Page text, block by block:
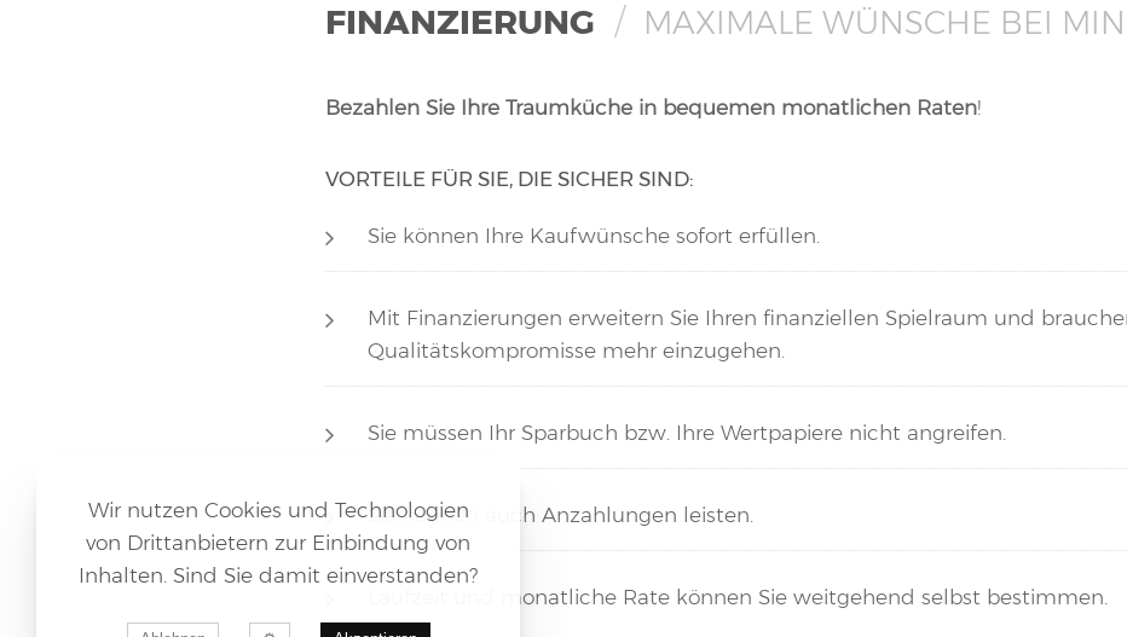
FINANZIERUNG MAXIMALE WÜNSCHE BEI
Bezahlen Sie Ihre Traumküche in bequemen monatlichen Raten!
VORTEILE FÜR SIE, DIE SICHER SIND:
Sie können Ihre Kaufwünsche sofort erfüllen.
Mit Finanzierungen erweitern Sie Ihren finanziellen Spielraum und
Qualitätskompromisse mehr einzugehen.
Sie müssen Ihr Sparbuch bzw. Ihre Wertpapiere nicht angreifen.
Sie können auch Anzahlungen leisten.
Laufzeit und monatliche Rate können Sie weitgehend selbst bestimmen.
Wir nutzen Cookies und Technologien
von Drittanbietern zur Einbindung von
Inhalten. Sind Sie damit einverstanden?